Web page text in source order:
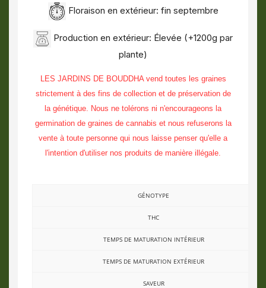
Floraison en extérieur: fin septembre
Production en extérieur: Élevée (+1200g par
plante)
LES JARDINS DE BOUDDHA vend toutes les graines
strictement à des fins de collection et de préservation de
la génétique. Nous ne tolérons ni n'encourageons la
germination de graines de cannabis et nous refuserons la
vente à toute personne qui nous laisse penser qu'elle a
l'intention d'utiliser nos produits de manière illégale.
GÉNOTYPE
THC
TEMPS DE MATURATION INTÉRIEUR
TEMPS DE MATURATION EXTÉRIEUR
SAVEUR